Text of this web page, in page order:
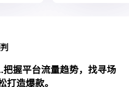
把握平台流量趋势，找寻场
造爆款。